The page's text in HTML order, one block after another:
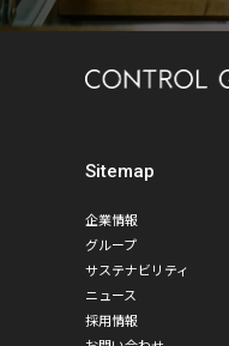
Sitemap
企業情報
グループ
サステナビリティ
ニュース
採用情報